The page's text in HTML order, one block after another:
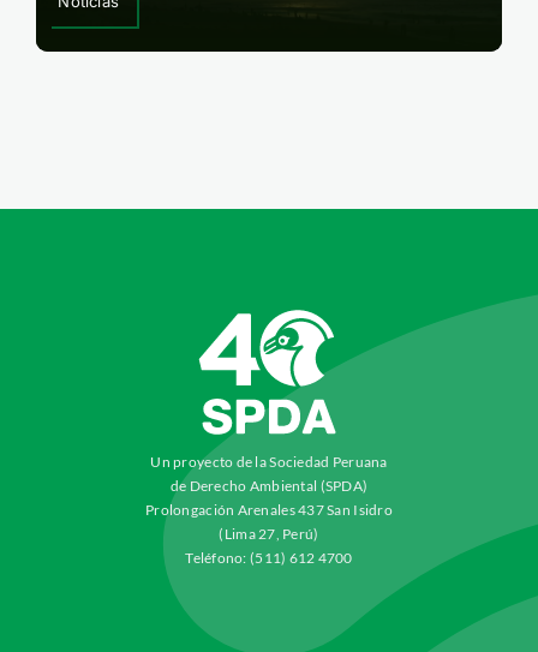
Un proyecto de la Sociedad Peruana
de Derecho Ambiental (SPDA)
Prolongación Arenales 437 San Isidro
(Lima 27, Perú)
Teléfono: (511) 612 4700